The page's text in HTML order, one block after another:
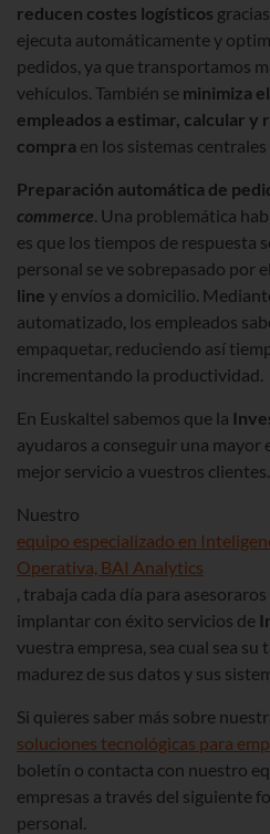
reducen costes logísticos
ejecuta automáticamente y
pedidos, ya que transportamos
vehículos. También se minimiza
empleados a estimar, calcular y
compra en los sistemas
Preparación automática de
commerce. Una problemática
es que los tiempos de respuesta
personal se ve sobrepasado por
line y envíos a domicilio.
automatizado, los empleados
empaquetar, reduciendo así
incrementando la productividad.
En Euskaltel sabemos que la
ayudaros a conseguir una mayor
mejor servicio a vuestros clientes.
Nuestro
equipo especializado en
Operativa, BAI Analytics
, trabaja cada día para
implantar con éxito servicios de
vuestra empresa, sea cual sea su
madurez de sus datos y sus
Si quieres saber más sobre
soluciones tecnológicas para
boletín o contacta con nuestro
empresas a través del siguiente
personal.